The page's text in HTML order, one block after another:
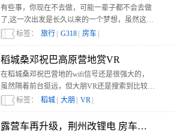
有些事，你现在不去做，可能一辈子都不会去做
了,这一次出发是长久以来的一个梦想，虽然这次
旅行没能走完G318全程..............
标签： 旅行 G318 房车
稻城桑邓祝巴高原营地赏VR
在稻城桑邓祝巴营地的wifi信号还是很强大的，
虽然隔着前台挺远，但大朋VR还是搜索到比较强
的wifi信号，顺利连接上，先看一会VR再说。
标签： 稻城 大朋 VR
露营车再升级，荆州改锂电 房车露营